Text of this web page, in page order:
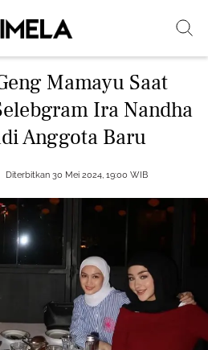
Mamayu Saat
Ira Nandha
Anggota Baru
Diterbitkan 30 Mei 2024, 19:00 WIB